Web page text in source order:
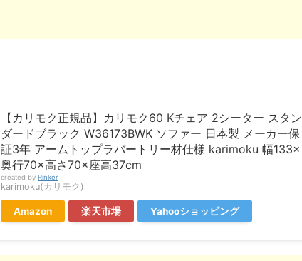
【カリモク正規品】カリモク60 Kチェア 2シーター スタン
ダードブラック W36173BWK ソファー 日本製 メーカー保
証3年 アームトップラバートリー材仕様 karimoku 幅133×
奥行70×高さ70×座高37cm
created by Rinker
karimoku(カリモク)
Amazon 楽天市場 Yahooショッピング